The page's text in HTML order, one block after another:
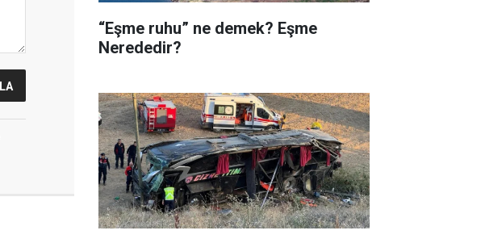
“Eşme ruhu” ne demek? Eşme
Nerededir?